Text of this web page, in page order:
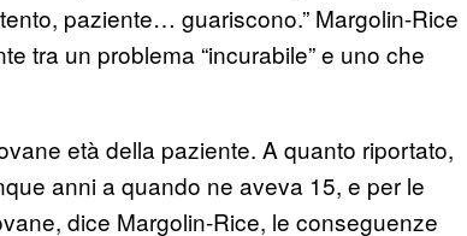
paziente… guariscono.” Margolin-Rice
tra un problema “incurabile” e uno che
età della paziente. A quanto riportato,
anni a quando ne aveva 15, e per le
dice Margolin-Rice, le conseguenze